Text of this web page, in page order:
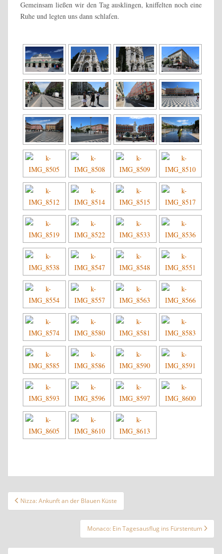
Gemeinsam ließen wir den Tag ausklingen, kniffelten noch eine
Ruhe und legten uns dann schlafen.
Beitragsnavigation
Nizza: Ankunft an der Blauen Küste
Monaco: Ein Tagesausflug ins Fürstentum